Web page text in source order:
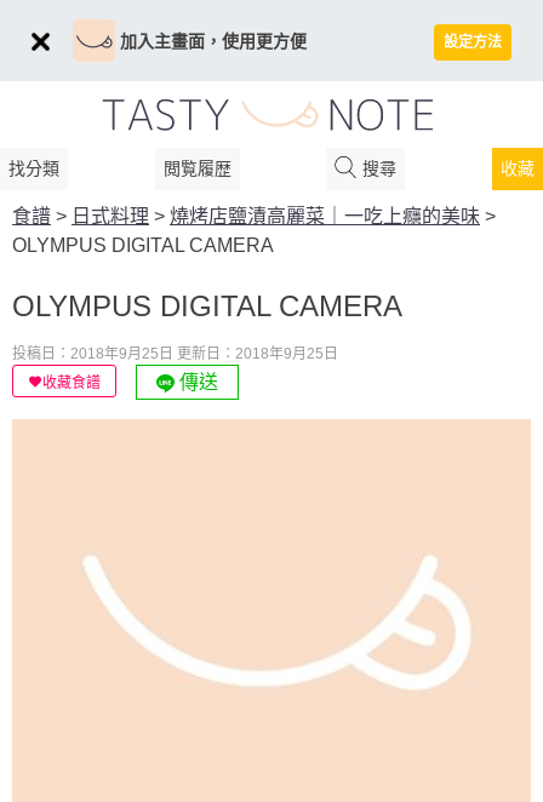
加入主畫面，使用更方便 設定方法
找分類 閲覧履歴 搜尋 收藏
食譜 > 日式料理 > 燒烤店鹽漬高麗菜｜一吃上癮的美味 >
OLYMPUS DIGITAL CAMERA
OLYMPUS DIGITAL CAMERA
投稿日：2018年9月25日 更新日：2018年9月25日
收藏食譜
傳送